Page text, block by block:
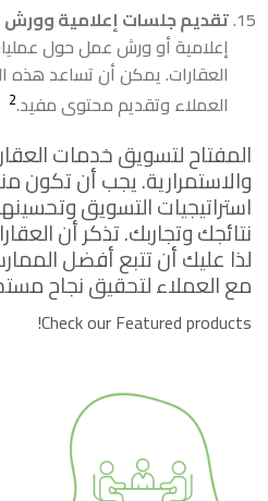
تقديم جلسات إعلامية
إعلامية أو ورش عمل حول
العقارات. يمكن أن تساعد هذه
العملاء وتقديم محتوى مفيد.2
المفتاح لتسويق خدمات
والاستمرارية. يجب أن تكون
استراتيجيات التسويق
نتائجك وتجاربك. تذكر أن
لذا عليك أن تتبع أفضل
مع العملاء لتحقيق نجاح
Check our Featured products!